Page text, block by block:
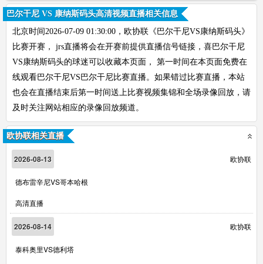
巴尔干尼 VS 康纳斯码头高清视频直播相关信息
北京时间2026-07-09 01:30:00，欧协联《巴尔干尼VS康纳斯码头》
比赛开赛， jrs直播将会在开赛前提供直播信号链接，喜巴尔干尼
VS康纳斯码头的球迷可以收藏本页面， 第一时间在本页面免费在
线观看巴尔干尼VS巴尔干尼比赛直播。如果错过比赛直播，本站
也会在直播结束后第一时间送上比赛视频集锦和全场录像回放，请
及时关注网站相应的录像回放频道。
欧协联相关直播
2026-08-13 欧协联
德布雷辛尼VS哥本哈根
高清直播
2026-08-14 欧协联
泰科奥里VS德利塔